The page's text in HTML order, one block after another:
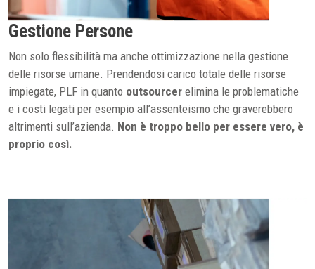
Gestione Persone
Non solo flessibilità ma anche ottimizzazione nella gestione
delle risorse umane. Prendendosi carico totale delle risorse
impiegate, PLF in quanto outsourcer elimina le problematiche
e i costi legati per esempio all’assenteismo che graverebbero
altrimenti sull’azienda. Non è troppo bello per essere vero, è
proprio così.